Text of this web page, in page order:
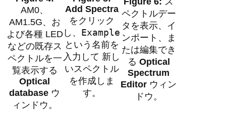
AM0、
AM1.5G、お
よび各種 LED
などの既存ス
ペクトルを一
覧表示する
Optical
database ウ
ィンドウ。
Add Spectra
をクリック
し、 Example
という名前を
入力して 新し
いスペクトル
を作成しま
す。
ペクトルデー
タを表示、イ
ンポート、ま
たは編集でき
る Optical
Spectrum
Editor ウィン
ドウ。